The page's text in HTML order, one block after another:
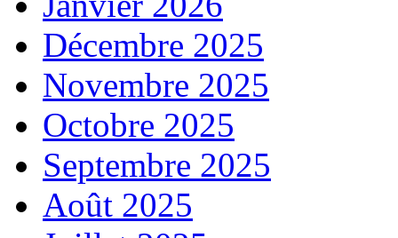
Décembre 2025
Novembre 2025
Octobre 2025
Septembre 2025
Août 2025